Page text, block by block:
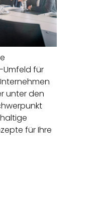
Umfeld für
unter den
für Ihre